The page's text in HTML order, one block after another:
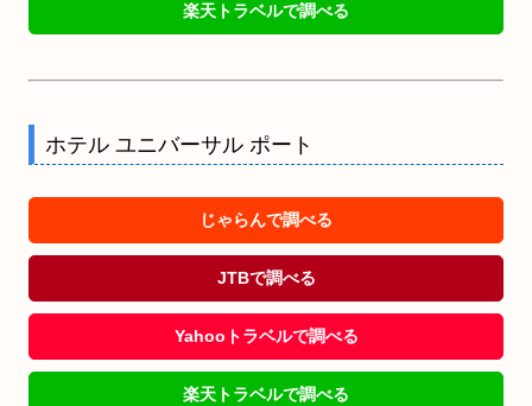
楽天トラベルで調べる
ホテル ユニバーサル ポート
じゃらんで調べる
JTBで調べる
Yahooトラベルで調べる
楽天トラベルで調べる